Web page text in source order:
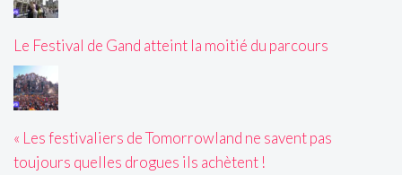
Le Festival de Gand atteint la moitié du parcours
« Les festivaliers de Tomorrowland ne savent pas
toujours quelles drogues ils achètent !